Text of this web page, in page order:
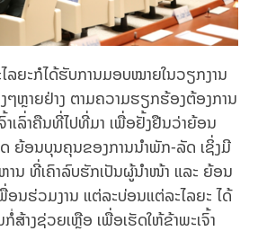
ລຍະກໍໄດ້ຮັບການມອບໝາຍໃນວຽກງານ
ໆຫຼາຍຢ່າງ ຕາມຄວາມຮຽກຮ້ອງຕ້ອງການ
າເລົ່າຄືນທີ່ໄປທີ່ມາ ເພື່ອຢັ້ງຢືນວ່າຍ້ອນ
ຍ້ອນບຸນຄຸນຂອງການນຳພັກ-ລັດ ເຊິ່ງມີ
ນ ທີ່ເຄົາລົບຮັກເປັນຜູ້ນຳໜ້າ ແລະ ຍ້ອນ
ນຮ່ວມງານ ແຕ່ລະບ່ອນແຕ່ລະໄລຍະ ໄດ້
ສ້າງຊ່ວຍເຫຼືອ ເພື່ອເຮັດໃຫ້ຂ້າພະເຈົ້າ